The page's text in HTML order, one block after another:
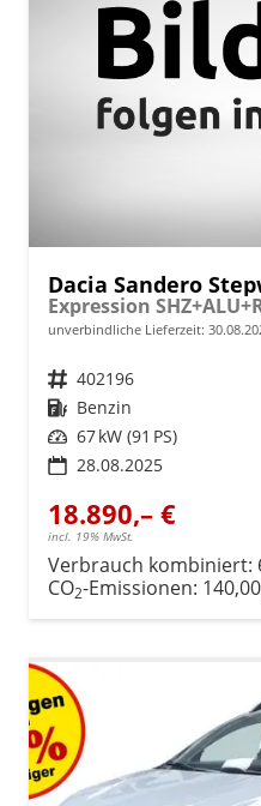
Dacia Sandero
Expression
unverbindliche Lieferzeit:
Fahrzeugnr. 402196
Kraftstoff Benzin
Leistung 67 kW (91 PS)
28.08.2025
18.890,– €
incl. 19% MwSt.
Verbrauch kombiniert:
CO2-Emissionen: